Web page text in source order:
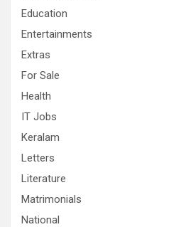
Education
Entertainments
Extras
For Sale
Health
IT Jobs
Keralam
Letters
Literature
Matrimonials
National